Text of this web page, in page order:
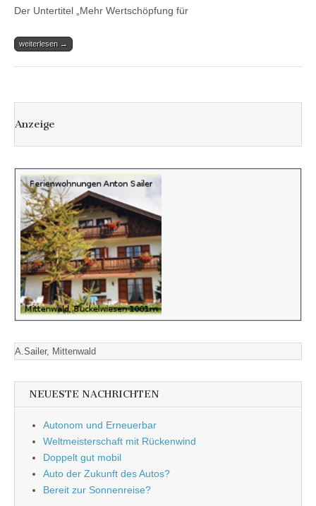
Der Untertitel „Mehr Wertschöpfung für
weiterlesen →
Anzeige
A.Sailer, Mittenwald
NEUESTE NACHRICHTEN
Autonom und Erneuerbar
Weltmeisterschaft mit Rückenwind
Doppelt gut mobil
Auto der Zukunft des Autos?
Bereit zur Sonnenreise?